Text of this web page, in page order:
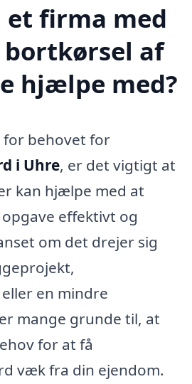
et firma med
bortkørsel af
hjælpe med?
for behovet for
i Uhre, er det vigtigt at
kan hjælpe med at
effektivt og
om det drejer sig
en mindre
mange grunde til, at
for at få
væk fra din ejendom.